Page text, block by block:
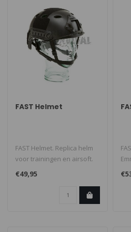
FAST Helmet
FAST Helmet. Replica helm
voor trainingen en airsoft.
Intern verstelbaar, kinban..
€49,95